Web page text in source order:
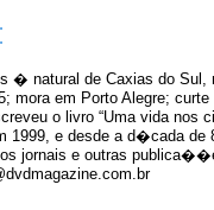
� natural de Caxias do Sul,
mora em Porto Alegre;
o livro “Uma vida nos
1999, e desde a d�cada de
jornais e outras